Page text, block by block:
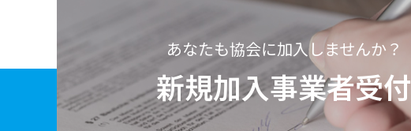
あなたも協会に加入しませんか？
新規加入事業者受付